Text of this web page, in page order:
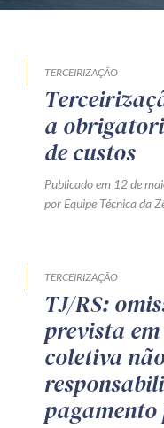
TERCEIRIZAÇÃO
a
de custos
Publicado em 12 de
por Equipe Técnica da
TERCEIRIZAÇÃO
TJ/RS:
prevista
coletiva